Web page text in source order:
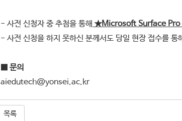
- 사전 신청자 중 추첨을 통해 ★Microsoft Surface Pro
- 사전 신청을 하지 못하신 분께서도 당일 현장 접수를 통
■ 문의
aiedutech@yonsei.ac.kr
목록